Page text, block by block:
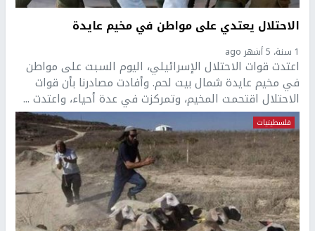
الاحتلال يعتدي على مواطن في مخيم عايدة
1 سنة، 5 أشهر ago
اعتدت قوات الاحتلال الإسرائيلي، اليوم السبت على مواطن
في مخيم عايدة شمال بيت لحم. وأفادت مصادرنا بأن قوات
الاحتلال اقتحمت المخيم، وتمركزت في عدة أحياء، واعتدت ...
فلسطينيات